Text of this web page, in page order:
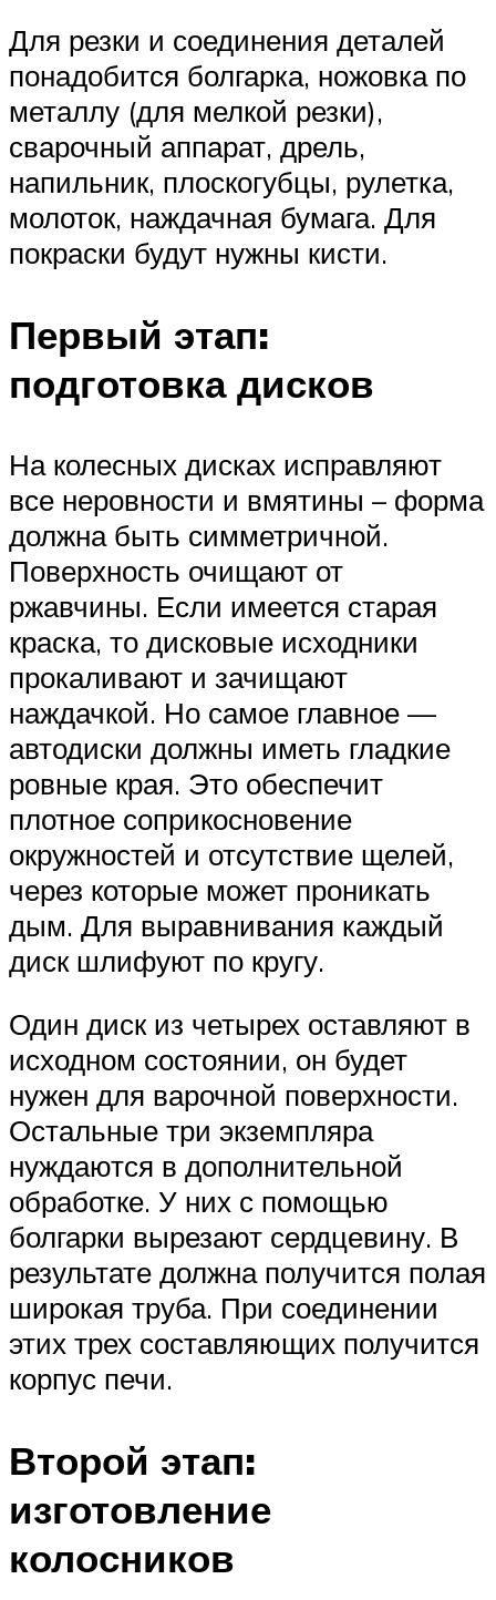
Для резки и соединения деталей
понадобится болгарка, ножовка по
металлу (для мелкой резки),
сварочный аппарат, дрель,
напильник, плоскогубцы, рулетка,
молоток, наждачная бумага. Для
покраски будут нужны кисти.
Первый этап:
подготовка дисков
На колесных дисках исправляют
все неровности и вмятины – форма
должна быть симметричной.
Поверхность очищают от
ржавчины. Если имеется старая
краска, то дисковые исходники
прокаливают и зачищают
наждачкой. Но самое главное —
автодиски должны иметь гладкие
ровные края. Это обеспечит
плотное соприкосновение
окружностей и отсутствие щелей,
через которые может проникать
дым. Для выравнивания каждый
диск шлифуют по кругу.
Один диск из четырех оставляют в
исходном состоянии, он будет
нужен для варочной поверхности.
Остальные три экземпляра
нуждаются в дополнительной
обработке. У них с помощью
болгарки вырезают сердцевину. В
результате должна получится полая
широкая труба. При соединении
этих трех составляющих получится
корпус печи.
Второй этап:
изготовление
колосников